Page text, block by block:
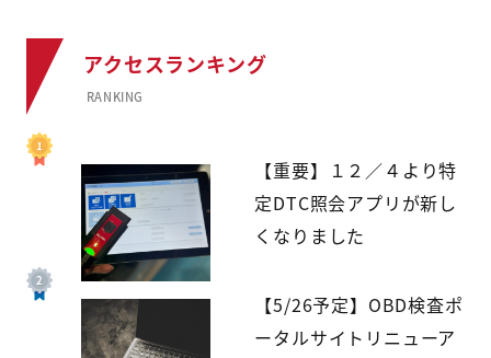
アクセスランキング
RANKING
【重要】１２／４より特
定DTC照会アプリが新し
くなりました
【5/26予定】OBD検査ポ
ータルサイトリニューア